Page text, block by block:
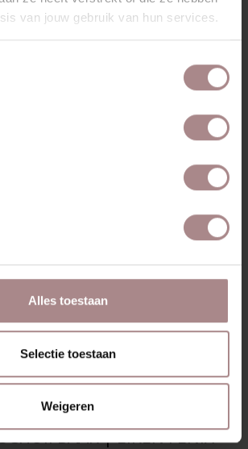
van jouw gebruik van hun services.
Alles toestaan
Selectie toestaan
Weigeren
VANAF€ 1.705,00
| EIKEN FENIX